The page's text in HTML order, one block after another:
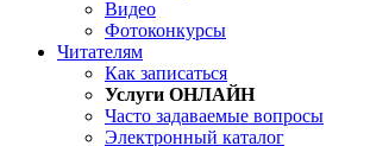
Видео
Фотоконкурсы
Читателям
Как записаться
Услуги ОНЛАЙН
Часто задаваемые вопросы
Электронный каталог